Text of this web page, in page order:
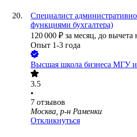
Специалист
функциями бухгалтера)
120 000 ₽ за месяц, до вычета
Опыт 1-3 года
Высшая школа бизнеса МГУ
3.5
•
7 отзывов
Москва, р-н Раменки
Откликнуться